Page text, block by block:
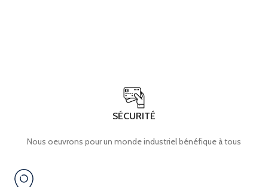
SÉCURITÉ
Nous oeuvrons pour un monde industriel bénéfique à tous